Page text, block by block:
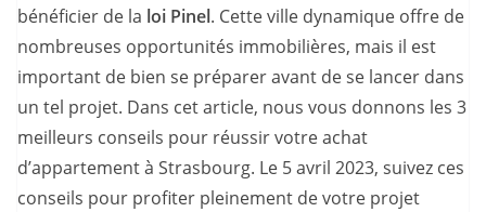
bénéficier de la loi Pinel. Cette ville dynamique offre de
nombreuses opportunités immobilières, mais il est
important de bien se préparer avant de se lancer dans
un tel projet. Dans cet article, nous vous donnons les 3
meilleurs conseils pour réussir votre achat
d’appartement à Strasbourg. Le 5 avril 2023, suivez ces
conseils pour profiter pleinement de votre projet